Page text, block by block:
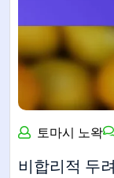
토마시 노왁
비합리적 두